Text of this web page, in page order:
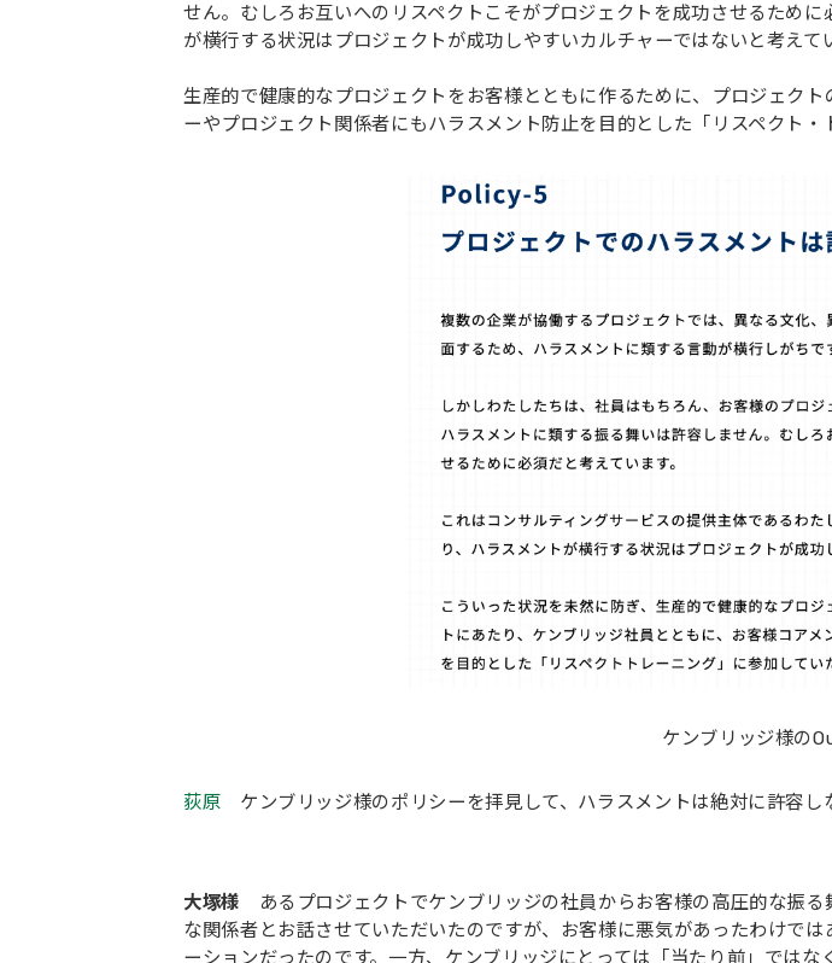
せん。むしろお互いへのリスペクトこそがプロジェクトを成功させるため
が横行する状況はプロジェクトが成功しやすいカルチャーではないと考えて
生産的で健康的なプロジェクトをお客様とともに作るために、プロジェク
ーやプロジェクト関係者にもハラスメント防止を目的とした「リスペクト
ケンブリッジ様の
荻原 ケンブリッジ様のポリシーを拝見して、ハラスメントは絶対に許容し
大塚様 あるプロジェクトでケンブリッジの社員からお客様の高圧的な振
な関係者とお話させていただいたのですが、お客様に悪気があったわけで
ーションだったのです。一方、ケンブリッジにとっては「当たり前」では